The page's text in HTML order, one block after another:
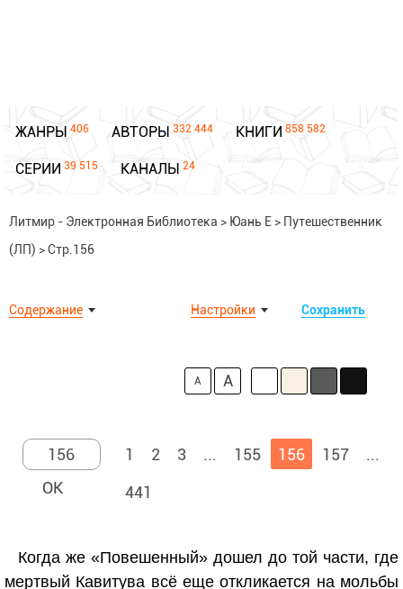
ЖАНРЫ 406 АВТОРЫ 332 444 КНИГИ 858 582
СЕРИИ 39 515 КАНАЛЫ 24
Литмир - Электронная Библиотека > Юань Е > Путешественник
(ЛП) >Стр.156
Содержание Сохранить
Настройки
A A
1 2 3 ... 155 156 157
...
441
Когда же «Повешенный» дошел до той части, где
мертвый Кавитува всё еще откликается на мольбы